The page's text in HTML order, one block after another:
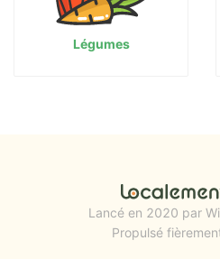
Légumes
Lancé en 2020 par
Propulsé